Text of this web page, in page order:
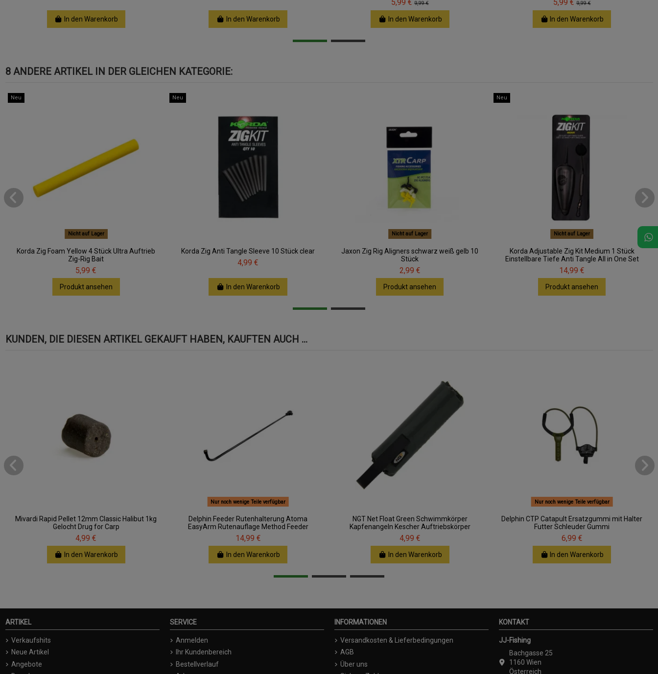
In den Warenkorb In den Warenkorb
5,99 € 9,99 €
In den Warenkorb
5,99 €9,99 €
In den Warenkorb
8 ANDERE ARTIKEL IN DER GLEICHEN KATEGORIE:
Neu
Nicht auf Lager
Korda Zig Foam Yellow 4 Stück Ultra Auftrieb
Zig-Rig Bait
5,99 €
Produkt ansehen
Neu
Korda Zig Anti Tangle Sleeve 10 Stück clear
4,99 €
In den Warenkorb
Nicht auf Lager
Jaxon Zig Rig Aligners schwarz weiß gelb 10
Stück
2,99 €
Produkt ansehen
Neu
Nicht auf Lager
Korda Adjustable Zig Kit Medium 1 Stück
Einstellbare Tiefe Anti Tangle All in One Set
14,99 €
Produkt ansehen
KUNDEN, DIE DIESEN ARTIKEL GEKAUFT HABEN, KAUFTEN AUCH ...
Mivardi Rapid Pellet 12mm Classic Halibut 1kg
Gelocht Drug for Carp
4,99 €
In den Warenkorb
Nur noch wenige Teile verfügbar
Delphin Feeder Rutenhalterung Atoma
EasyArm Rutenauflage Method Feeder
14,99 €
In den Warenkorb
NGT Net Float Green Schwimmkörper
Kapfenangeln Kescher Auftriebskörper
4,99 €
In den Warenkorb
Nur noch wenige Teile verfügbar
Delphin CTP Catapult Ersatzgummi mit Halter
Futter Schleuder Gummi
6,99 €
In den Warenkorb
ARTIKEL
Verkaufshits
Neue Artikel
Angebote
SERVICE
Anmelden
Ihr Kundenbereich
Bestellverlauf
INFORMATIONEN
Versandkosten & Lieferbedingungen
AGB
Über uns
KONTAKT
JJ-Fishing
Bachgasse 25
1160 Wien
Österreich